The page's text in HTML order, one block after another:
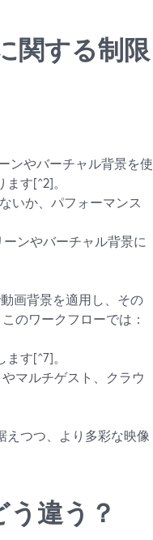
関する制限
ンやバーチャル背景を使
す[^2]。
いか、パフォーマンス
ンやバーチャル背景に
画背景を適用し、その
のワークフローでは：
す[^7]。
マルチゲスト、クラウ
つつ、より多彩な映像
違う？